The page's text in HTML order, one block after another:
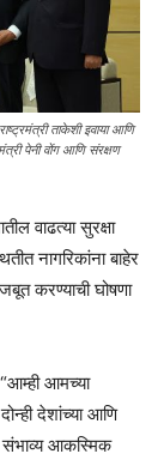
ताकेशी इवाया आणि
पेनी वोंग आणि संरक्षण
वाढत्या सुरक्षा
नागरिकांना बाहेर
करण्याची घोषणा
आमच्या
देशांच्या आणि
संभाव्य आकस्मिक